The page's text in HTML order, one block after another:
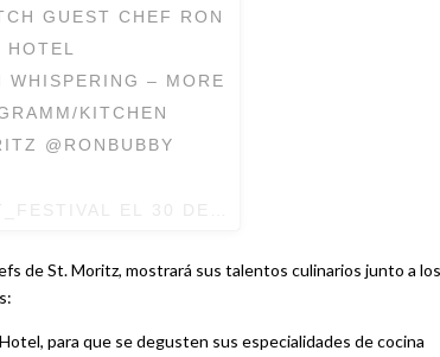
GUEST CHEF RON
– MORE
KITCHEN
@RONBUBBY
de St. Moritz, mostrará sus talentos culinarios junto a los
para que se degusten sus especialidades de cocina